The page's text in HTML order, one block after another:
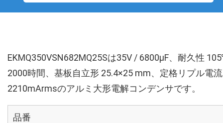
EKMQ350VSN682MQ25Sは35V / 6800µF、耐久性
2000時間、基板自立形 25.4×25 mm、定格リプル電流
2210mArmsのアルミ大形電解コンデンサです。
品番